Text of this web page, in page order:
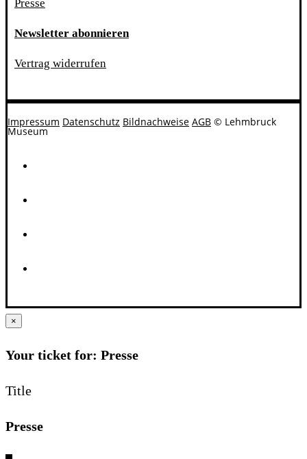
Presse
Newsletter abonnieren
Vertrag widerrufen
Impressum Datenschutz Bildnachweise AGB © Lehmbruck
Museum
×
Your ticket for: Presse
Title
Presse